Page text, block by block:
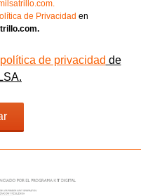
de Privacidad en
política de privacidad de